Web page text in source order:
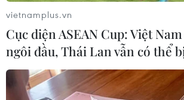
vietnamplus.vn
Cục diện ASEAN Cup: Việt
ngôi đầu, Thái Lan vẫn có thể